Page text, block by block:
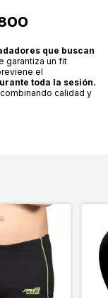
que buscan
garantiza un fit
el
toda la sesión.
calidad y